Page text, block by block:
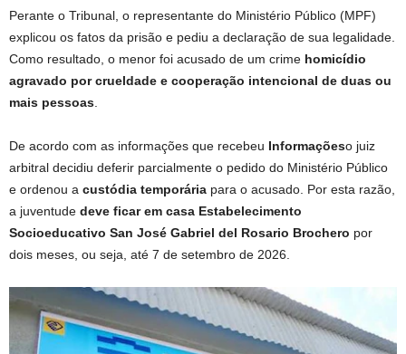
Perante o Tribunal, o representante do Ministério Público (MPF)
explicou os fatos da prisão e pediu a declaração de sua legalidade.
Como resultado, o menor foi acusado de um crime homicídio
agravado por crueldade e cooperação intencional de duas ou
mais pessoas
De acordo com as informações que recebeu Informaçõeso juiz
arbitral decidiu deferir parcialmente o pedido do Ministério Público
e ordenou a custódia temporária para o acusado. Por esta razão,
a juventude deve ficar em casa Estabelecimento
Socioeducativo San José Gabriel del Rosario Brochero por
dois meses, ou seja, até 7 de setembro de 2026.